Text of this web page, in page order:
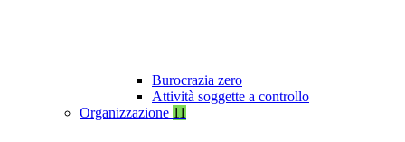
Burocrazia zero
Attività soggette a controllo
Organizzazione 11